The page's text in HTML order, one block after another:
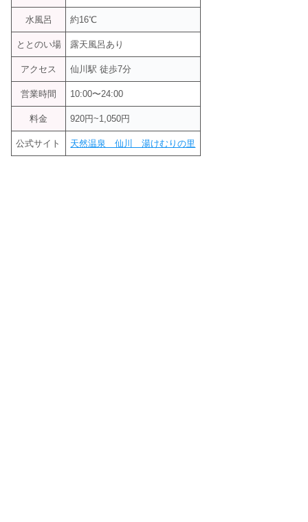
水風呂 約16℃
ととのい場 露天風呂あり
アクセス 仙川駅 徒歩7分
営業時間 10:00〜24:00
料金 920円~1,050円
公式サイト 天然温泉 仙川 湯けむりの里